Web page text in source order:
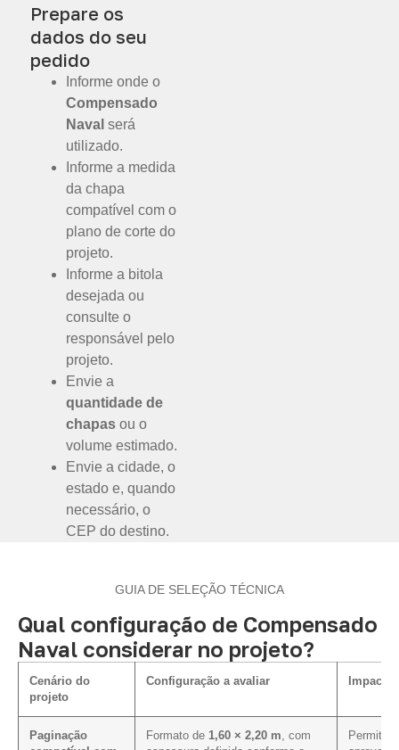
Prepare os
dados do seu
pedido
Informe onde o
Compensado
Naval será
utilizado.
Informe a medida
da chapa
compatível com o
plano de corte do
projeto.
Informe a bitola
desejada ou
consulte o
responsável pelo
projeto.
Envie a
quantidade de
chapas ou o
volume estimado.
Envie a cidade, o
estado e, quando
necessário, o
CEP do destino.
GUIA DE SELEÇÃO TÉCNICA
Qual configuração de Compensado
Naval considerar no projeto?
Cenário do
projeto
Configuração a avaliar Impacto
Paginação
Formato de 1,60 × 2,20 m , com
Permite